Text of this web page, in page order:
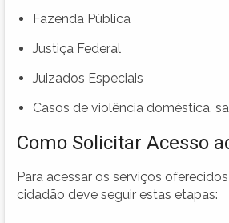
Fazenda Pública
Justiça Federal
Juizados Especiais
Casos de violência doméstica,
Como Solicitar Acesso
Para acessar os serviços
cidadão deve seguir estas etapas: